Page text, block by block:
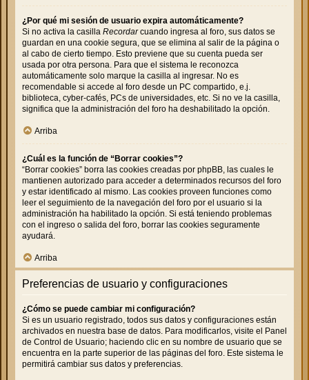
¿Por qué mi sesión de usuario expira automáticamente?
Si no activa la casilla Recordarcuando ingresa al foro, sus datos se
guardan en una cookie segura, que se elimina al salir de la página o
al cabo de cierto tiempo. Esto previene que su cuenta pueda ser
usada por otra persona. Para que el sistema le reconozca
automáticamente solo marque la casilla al ingresar. No es
recomendable si accede al foro desde un PC compartido, e.j.
biblioteca, cyber-cafés, PCs de universidades, etc. Si no ve la casilla,
significa que la administración del foro ha deshabilitado la opción.
Arriba
¿Cuál es la función de “Borrar cookies”?
“Borrar cookies” borra las cookies creadas por phpBB, las cuales le
mantienen autorizado para acceder a determinados recursos del foro
y estar identificado al mismo. Las cookies proveen funciones como
leer el seguimiento de la navegación del foro por el usuario si la
administración ha habilitado la opción. Si está teniendo problemas
con el ingreso o salida del foro, borrar las cookies seguramente
ayudará.
Arriba
Preferencias de usuario y configuraciones
¿Cómo se puede cambiar mi configuración?
Si es un usuario registrado, todos sus datos y configuraciones están
archivados en nuestra base de datos. Para modificarlos, visite el Panel
de Control de Usuario; haciendo clic en su nombre de usuario que se
encuentra en la parte superior de las páginas del foro. Este sistema le
permitirá cambiar sus datos y preferencias.